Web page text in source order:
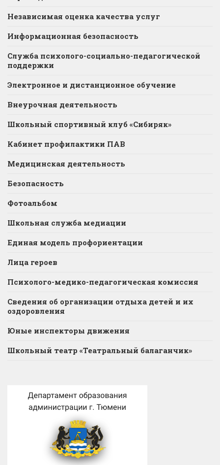
Независимая оценка качества услуг
Информационная безопасность
Служба психолого-социально-педагогической
поддержки
Электронное и дистанционное обучение
Внеурочная деятельность
Школьный спортивный клуб «Сибиряк»
Кабинет профилактики ПАВ
Медицинская деятельность
Безопасность
Фотоальбом
Школьная служба медиации
Единая модель профориентации
Лица героев
Психолого-медико-педагогическая комиссия
Сведения об организации отдыха детей и их
оздоровления
Юные инспекторы движения
Школьный театр «Театральный балаганчик»